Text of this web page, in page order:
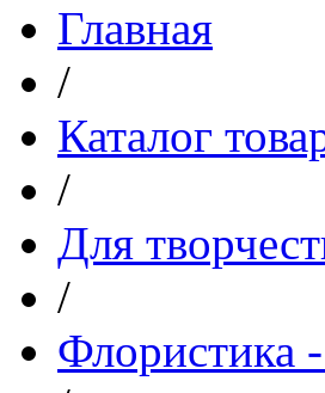
Главная
/
Каталог
/
Для
/
Флористика